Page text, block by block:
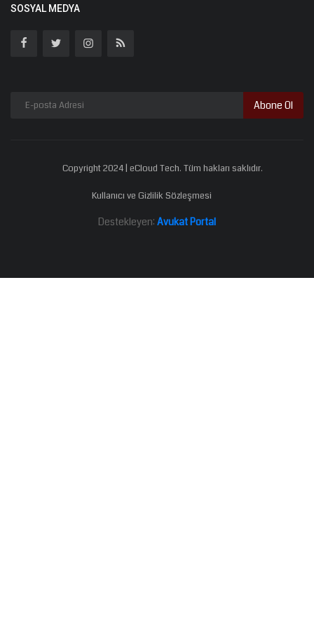
SOSYAL MEDYA
Abone Ol
Copyright 2024 | eCloud Tech. Tüm hakları saklıdır.
Kullanıcı ve Gizlilik Sözleşmesi
Destekleyen: Avukat Portal